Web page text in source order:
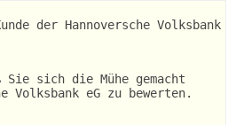
der Hannoversche Volksbank
sich die Mühe gemacht
Volksbank eG zu bewerten.